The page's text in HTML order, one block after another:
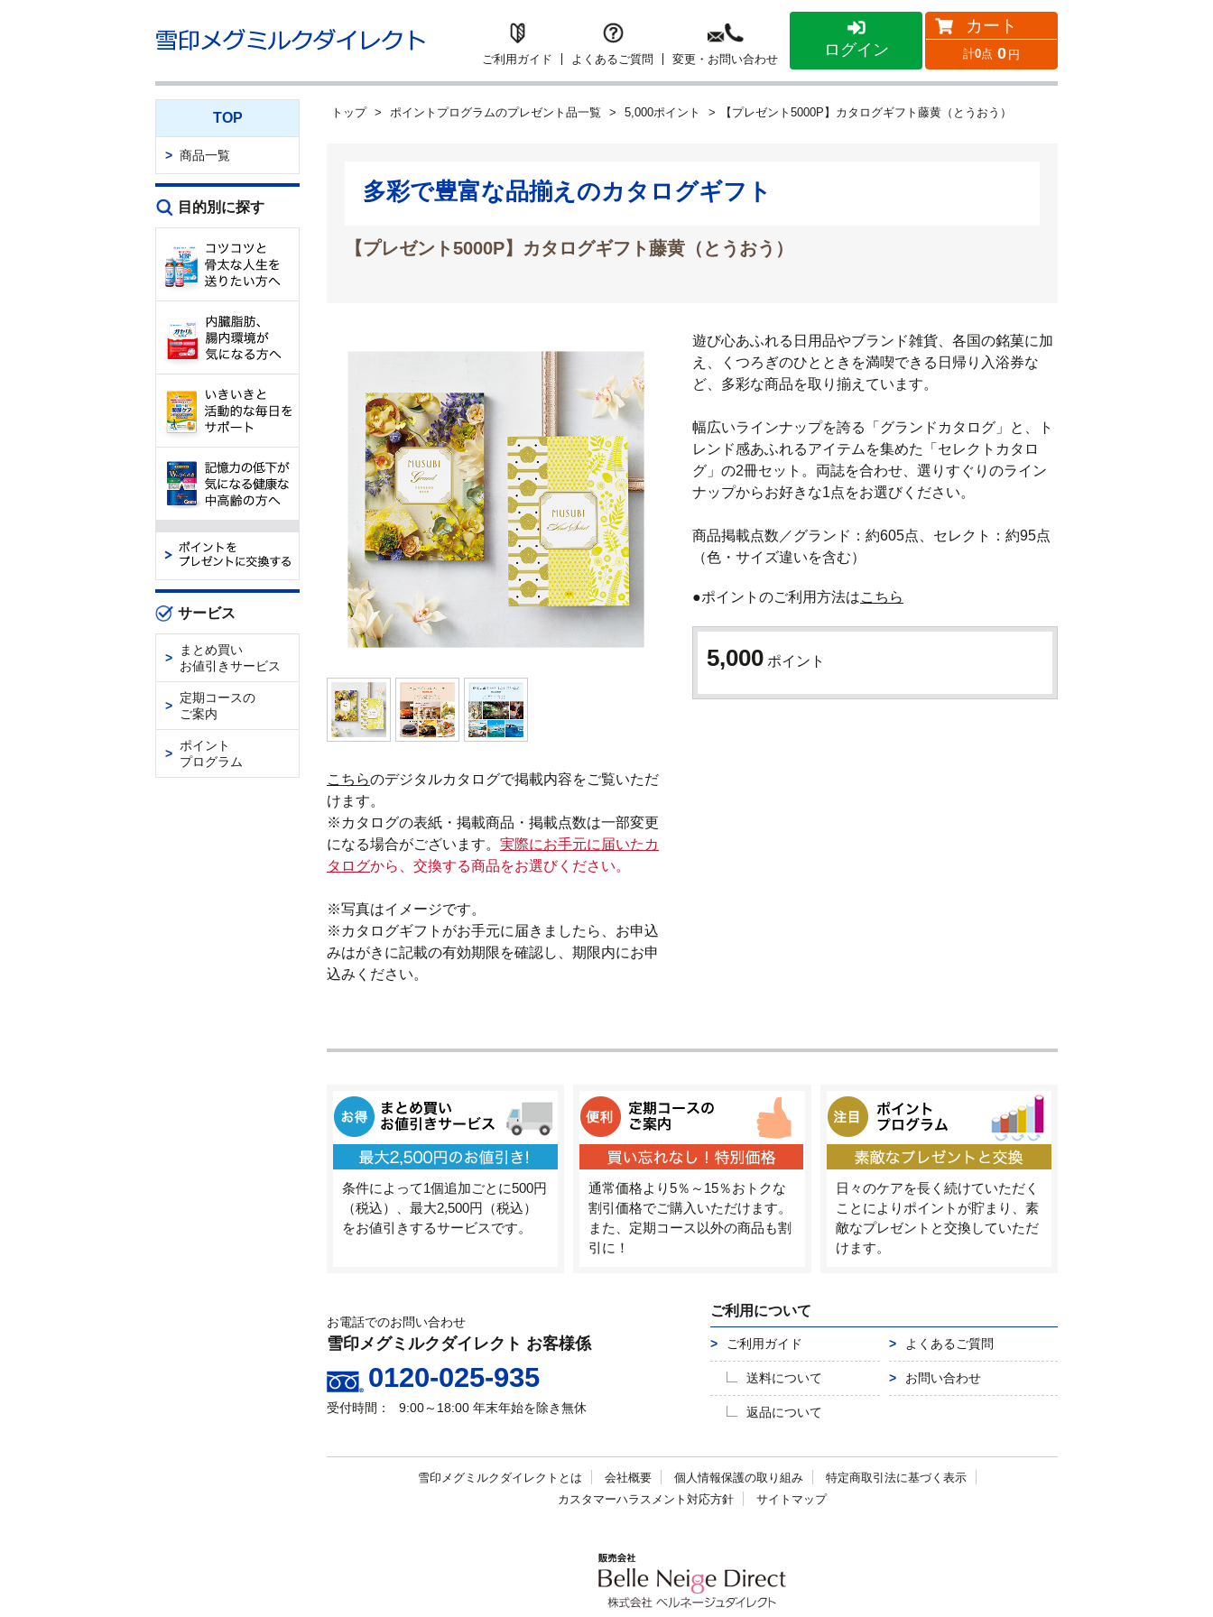
ご利用ガイド よくあるご質問 変更・お問い合わせ
ログイン
カート
0 0
TOP
商品一覧
目的別に探す
サービス
まとめ買い
お値引きサービス
定期コースの
ご案内
ポイント
プログラム
トップ ポイントプログラムのプレゼント品一覧 5,000ポイント 【プレゼント5000P】カタログギフト藤黄（とうおう）
多彩で豊富な品揃えのカタログギフト
【プレゼント5000P】カタログギフト藤黄（とうおう）
こちらのデジタルカタログで掲載内容をご覧いただ
けます。
※カタログの表紙・掲載商品・掲載点数は一部変更
になる場合がございます。 実際にお手元に届いたカ
タログから、交換する商品をお選びください。
※写真はイメージです。
※カタログギフトがお手元に届きましたら、お申込
みはがきに記載の有効期限を確認し、期限内にお申
込みください。
遊び心あふれる日用品やブランド雑貨、各国の銘菓に加
え、くつろぎのひとときを満喫できる日帰り入浴券な
ど、多彩な商品を取り揃えています。
幅広いラインナップを誇る「グランドカタログ」と、ト
レンド感あふれるアイテムを集めた「セレクトカタロ
グ」の2冊セット。両誌を合わせ、選りすぐりのライン
ナップからお好きな1点をお選びください。
商品掲載点数／グランド：約605点、セレクト：約95点
（色・サイズ違いを含む）
●ポイントのご利用方法はこちら
5,000 ポイント
条件によって1個追加ごとに500円
（税込）、最大2,500円（税込）
をお値引きするサービスです。
通常価格より5％～15％おトクな
割引価格でご購入いただけます。
また、定期コース以外の商品も割
引に！
日々のケアを長く続けていただく
ことによりポイントが貯まり、素
敵なプレゼントと交換していただ
けます。
お電話でのお問い合わせ
雪印メグミルクダイレクト お客様係
0120-025-935
9:00～18:00 年末年始を除き無休
ご利用について
ご利用ガイド
送料について
返品について
よくあるご質問
お問い合わせ
雪印メグミルク ダイレクトとは 会社概要 個人情報保護の取り組み 特定商取引法に基づく表示
カスタマーハラスメント 対応方針 サイトマップ